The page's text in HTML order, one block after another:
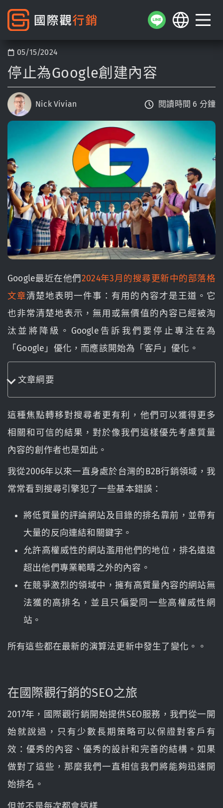
05/15/2024
停止為Google創建內容
Nick Vivian 閱讀時間 6 分鐘
Google最近在他們2024年3月的搜尋更新中的部落格
文章清楚地表明一件事：有用的內容才是王道。它
也非常清楚地表示，無用或無價值的內容已經被淘
汰並將降級。Google告訴我們要停止專注在為
「Google」優化，而應該開始為「客戶」優化。
文章綱要
這種焦點轉移對搜尋者更有利，他們可以獲得更多
相關和可信的結果，對於像我們這樣優先考慮質量
內容的創作者也是如此。
我從2006年以來一直身處於台灣的B2B行銷領域，我
常常看到搜尋引擎犯了一些基本錯誤：
將低質量的評論網站及目錄的排名靠前，並帶有
大量的反向連結和關鍵字。
允許高權威性的網站濫用他們的地位，排名遠遠
超出他們專業範疇之外的內容。
在競爭激烈的領域中，擁有高質量內容的網站無
法獲的高排名，並且只偏愛同一些高權威性網
站。
所有這些都在最新的演算法更新中發生了變化。。
在國際觀行銷的SEO之旅
2017年，國際觀行銷開始提供SEO服務，我們從一開
始就說過，只有少數長期策略可以保證對客戶有
效：優秀的內容、優秀的設計和完善的結構。如果
做對了這些，那麼我們一直相信我們將能夠迅速開
始排名。